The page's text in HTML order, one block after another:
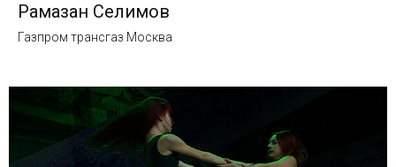
Рамазан Селимов
Газпром трансгаз Москва